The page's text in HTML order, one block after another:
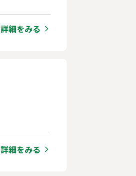
詳細をみる
詳細をみる